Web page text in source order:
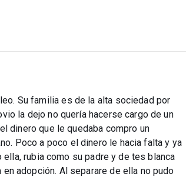
Su familia es de la alta sociedad por
la dejo no quería hacerse cargo de un
dinero que le quedaba compro un
Poco a poco el dinero le hacia falta y ya
rubia como su padre y de tes blanca
adopción. Al separare de ella no pudo